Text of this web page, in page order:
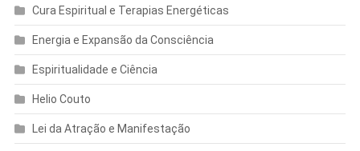
Cura Espiritual e Terapias Energéticas
Energia e Expansão da Consciência
Espiritualidade e Ciência
Helio Couto
Lei da Atração e Manifestação